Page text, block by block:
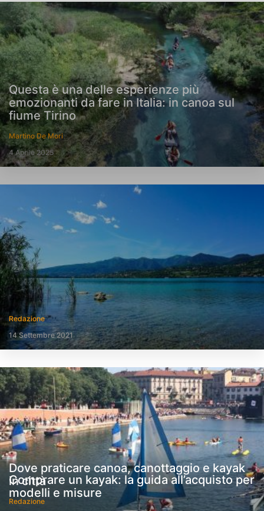
Questa è una delle esperienze più
emozionanti da fare in Italia: in canoa sul
fiume Tirino
Martino De Mori
4 Aprile 2025
Redazione
14 Settembre 2021
Dove praticare canoa, canottaggio e kayak
in città
Redazione
Comprare un kayak: la guida all’acquisto per
modelli e misure